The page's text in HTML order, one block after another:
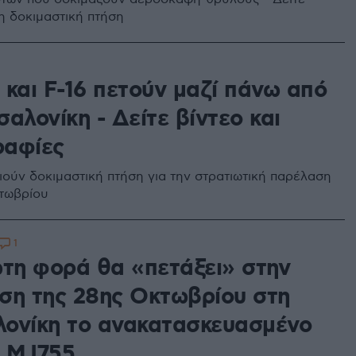
δοκιμαστική πτήση
F-16 πετούν μαζί πάνω από
- Δείτε βίντεο και
δοκιμαστική πτήση για την στρατιωτική παρέλαση
φορά θα «πετάξει» στην
της 28ης Οκτωβρίου στη
το ανακατασκευασμένο
1